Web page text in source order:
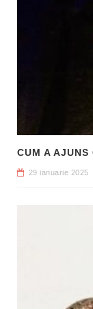
29 ianuarie 2025